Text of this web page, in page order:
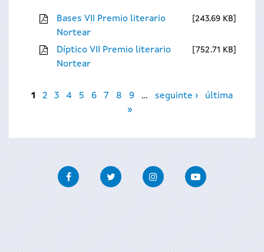
Bases VII Premio literario
Nortear
243.69 KB
Díptico VII Premio literario
Nortear
752.71 KB
Páxinas
1 2 3 4 5 6 7 8 9 … seguinte ›
última
»
FacebookTwitter InstagramYoutube